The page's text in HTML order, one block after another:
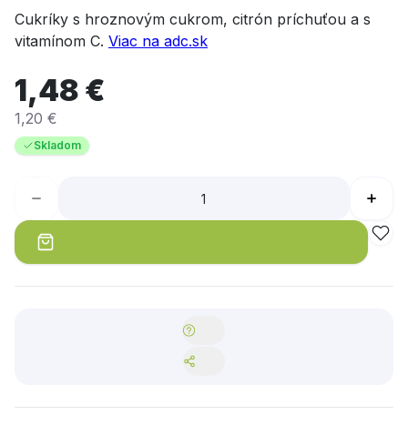
Cukríky s hroznovým cukrom, citrón príchuťou a s
vitamínom C. Viac na adc.sk
1,48 €
1,20 €
Skladom